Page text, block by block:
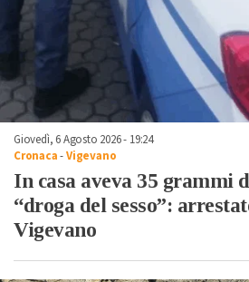
Giovedì, 6 Agosto 2026 - 19:24
Cronaca-Vigevano
In casa aveva 35 grammi
“droga del sesso”:
Vigevano